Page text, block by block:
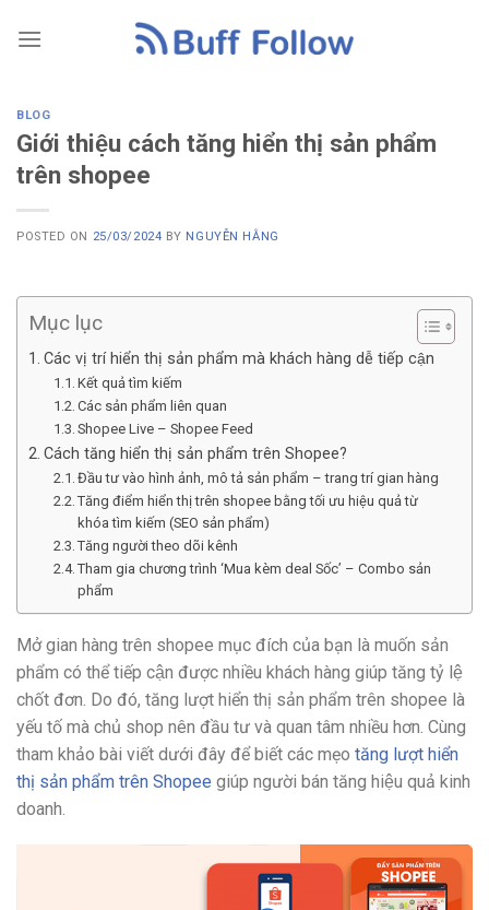
BLOG
Giới thiệu cách tăng hiển thị sản phẩm
trên shopee
POSTED ON 25/03/2024 BY NGUYỄN HẰNG
Mục lục
Các vị trí hiển thị sản phẩm mà khách hàng dễ tiếp cận
Kết quả tìm kiếm
Các sản phẩm liên quan
Shopee Live – Shopee Feed
Cách tăng hiển thị sản phẩm trên Shopee?
Đầu tư vào hình ảnh, mô tả sản phẩm – trang trí gian hàng
Tăng điểm hiển thị trên shopee bằng tối ưu hiệu quả từ
khóa tìm kiếm (SEO sản phẩm)
Tăng người theo dõi kênh
Tham gia chương trình ‘Mua kèm deal Sốc’ – Combo sản
phẩm
Mở gian hàng trên shopee mục đích của bạn là muốn sản
phẩm có thể tiếp cận được nhiều khách hàng giúp tăng tỷ lệ
chốt đơn. Do đó, tăng lượt hiển thị sản phẩm trên shopee là
yếu tố mà chủ shop nên đầu tư và quan tâm nhiều hơn. Cùng
tham khảo bài viết dưới đây để biết các mẹo tăng lượt hiển
thị sản phẩm trên Shopee giúp người bán tăng hiệu quả kinh
doanh.